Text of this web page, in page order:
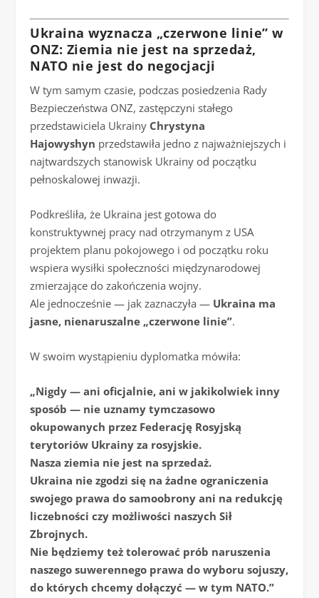
Ukraina wyznacza „czerwone linie” w
ONZ: Ziemia nie jest na sprzedaż,
NATO nie jest do negocjacji
W tym samym czasie, podczas posiedzenia Rady
Bezpieczeństwa ONZ, zastępczyni stałego
przedstawiciela Ukrainy Chrystyna
Hajowyshyn przedstawiła jedno z najważniejszych i
najtwardszych stanowisk Ukrainy od początku
pełnoskalowej inwazji.
Podkreśliła, że Ukraina jest gotowa do
konstruktywnej pracy nad otrzymanym z USA
projektem planu pokojowego i od początku roku
wspiera wysiłki społeczności międzynarodowej
zmierzające do zakończenia wojny.
Ale jednocześnie — jak zaznaczyła — Ukraina ma
jasne, nienaruszalne „czerwone linie”.
W swoim wystąpieniu dyplomatka mówiła:
„Nigdy — ani oficjalnie, ani w jakikolwiek inny
sposób — nie uznamy tymczasowo
okupowanych przez Federację Rosyjską
terytoriów Ukrainy za rosyjskie.
Nasza ziemia nie jest na sprzedaż.
Ukraina nie zgodzi się na żadne ograniczenia
swojego prawa do samoobrony ani na redukcję
liczebności czy możliwości naszych Sił
Zbrojnych.
Nie będziemy też tolerować prób naruszenia
naszego suwerennego prawa do wyboru sojuszy,
do których chcemy dołączyć — w tym NATO.”